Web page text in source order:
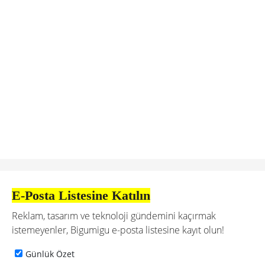
E-Posta Listesine Katılın
Reklam, tasarım ve teknoloji gündemini kaçırmak
istemeyenler, Bigumigu e-posta listesine kayıt olun!
Günlük Özet